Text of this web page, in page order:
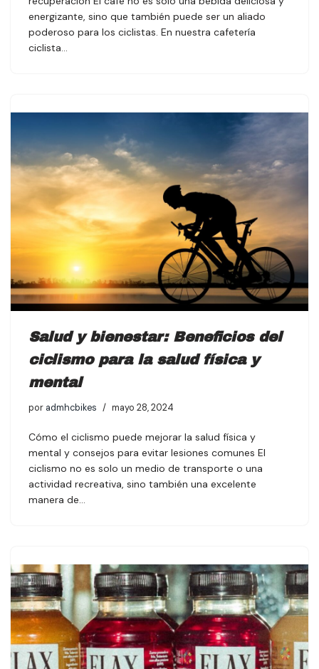
energizante, sino que también puede ser un aliado
poderoso para los ciclistas. En nuestra cafetería
ciclista…
Salud y bienestar: Beneficios del
ciclismo para la salud física y
mental
por admhcbikes mayo 28, 2024
Cómo el ciclismo puede mejorar la salud física y
mental y consejos para evitar lesiones comunes El
ciclismo no es solo un medio de transporte o una
actividad recreativa, sino también una excelente
manera de…